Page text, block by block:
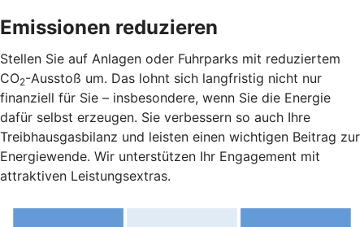
Emissionen reduzieren
Stellen Sie auf Anlagen oder Fuhrparks mit reduziertem
CO2-Ausstoß um. Das lohnt sich langfristig nicht nur
finanziell für Sie – insbesondere, wenn Sie die Energie
dafür selbst erzeugen. Sie verbessern so auch Ihre
Treibhausgasbilanz und leisten einen wichtigen Beitrag zur
Energiewende. Wir unterstützen Ihr Engagement mit
attraktiven Leistungsextras.